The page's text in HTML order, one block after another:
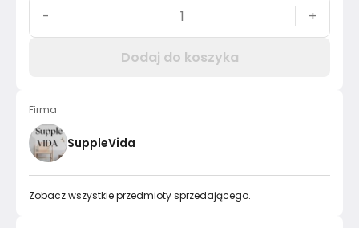
- +
Dodaj do koszyka
Firma
SuppleVida
Zobacz wszystkie przedmioty sprzedającego.